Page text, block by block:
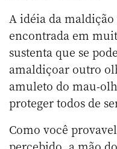
A idéia da
encontrada em
sustenta que se
amaldiçoar outro
amuleto do mau-
proteger todos de
Como você
percebido, a mão